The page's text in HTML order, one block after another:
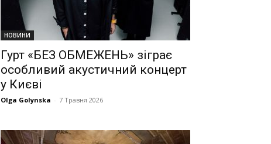
НОВИНИ
Гурт «БЕЗ ОБМЕЖЕНЬ» зіграє
особливий акустичний концерт
у Києві
Olga Golynska - 7 Травня 2026